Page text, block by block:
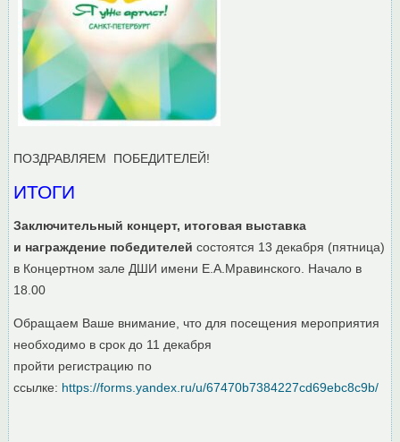
ПОЗДРАВЛЯЕМ ПОБЕДИТЕЛЕЙ!
ИТОГИ
Заключительный концерт, итоговая выставка
и награждение победителейсостоятся 13 декабря (пятница)
в Концертном зале ДШИ имени Е.А.Мравинского. Начало в
18.00
Обращаем Ваше внимание, что для посещения мероприятия
необходимо в срок до 11 декабря
пройти регистрацию по
ссылке: https://forms.yandex.ru/u/67470b7384227cd69ebc8c9b/